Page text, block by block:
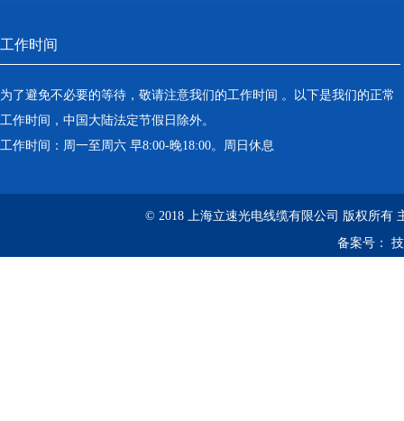
工作时间
为了避免不必要的等待，敬请注意我们的工作时间 。以下是我们的正常
工作时间，中国大陆法定节假日除外。
工作时间：周一至周六 早8:00-晚18:00。周日休息
© 2018 上海立速光电线缆有限公司 版权所有
备案号：